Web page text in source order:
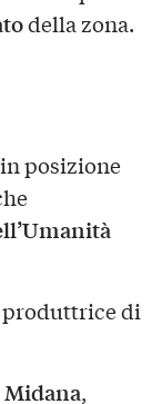
della zona.
posizione
produttrice di
,